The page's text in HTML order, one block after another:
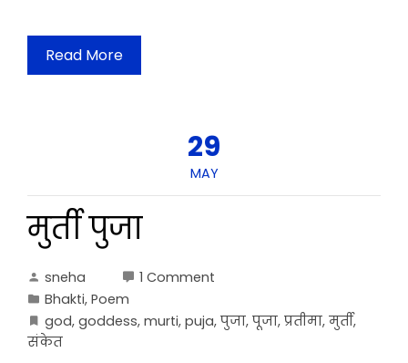
Read More
29
MAY
मुर्ती पुजा
sneha
1 Comment
Bhakti, Poem
god, goddess, murti, puja, पुजा, पूजा, प्रतीमा, मुर्ती,
संकेत